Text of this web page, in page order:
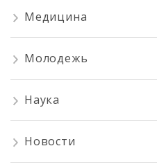
Медицина
Молодежь
Наука
Новости